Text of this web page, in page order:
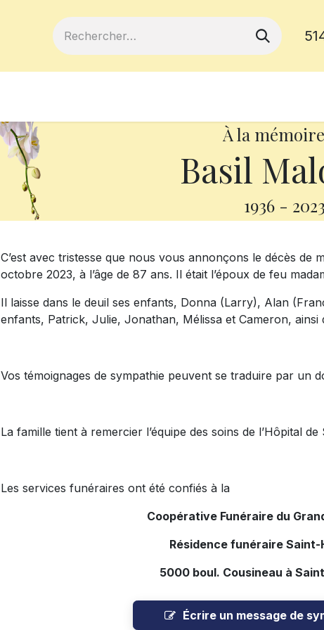
À la
Basil
1936 - 2023
C’est avec tristesse que nous vous annonçons le décès de
octobre 2023, à l’âge de 87 ans. Il était l’époux de feu
Il laisse dans le deuil ses enfants, Donna (Larry), Alan
enfants, Patrick, Julie, Jonathan, Mélissa et Cameron, ainsi
Vos témoignages de sympathie peuvent se traduire par un
La famille tient à remercier l’équipe des soins de l’Hôpital de
Les services funéraires ont été confiés à la
Coopérative Funéraire du
Résidence funéraire
5000 boul. Cousineau à
Écrire un message de